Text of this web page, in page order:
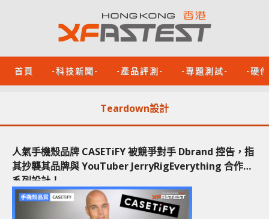
首頁 -科技新聞- -產品評測- -專題測試- -硬
Teardown設計
人氣手機殼品牌 CASETiFY 被競爭對手 Dbrand 控告，指
其抄襲其品牌與 YouTuber JerryRigEverything 合作的
系列設計！